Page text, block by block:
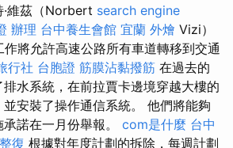
維茲（Norbert search engine
辦理 台中養生會館 宜蘭 外燴 Vizi）
將允許高速公路所有車道轉移到交通
行社 台胞證 筋膜沾黏撥筋 在過去的
水系統，在前拉賈卡邊境穿越大樓的
安裝了操作通信系統。 他們將能夠
諾在一月份舉報。 com是什麼 台中
復 根據對年度計劃的拆除，每週計劃